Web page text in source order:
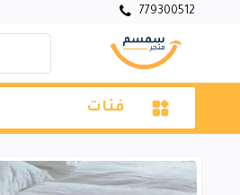
779300512
فئات